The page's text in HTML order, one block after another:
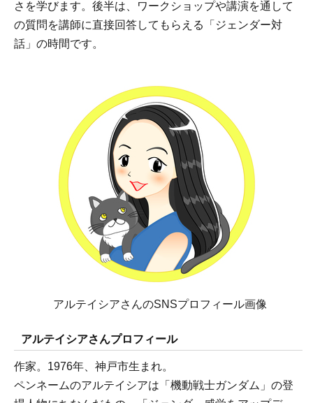
さを学びます。後半は、ワークショップや講演を通して
の質問を講師に直接回答してもらえる「ジェンダー対
話」の時間です。
アルテイシアさんのSNSプロフィール画像
アルテイシアさんプロフィール
作家。1976年、神戸市生まれ。
ペンネームのアルテイシアは「機動戦士ガンダム」の登